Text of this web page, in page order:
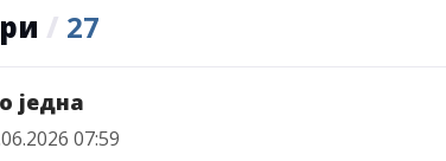
/ 27
једна
07:59